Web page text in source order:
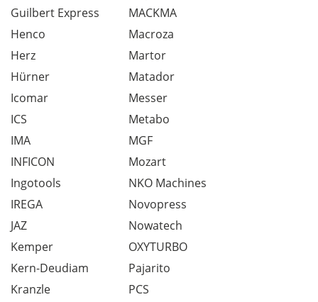
Guilbert Express
Henco
Herz
Hürner
Icomar
ICS
IMA
INFICON
Ingotools
IREGA
JAZ
Kemper
Kern-Deudiam
Kranzle
MACKMA
Macroza
Martor
Matador
Messer
Metabo
MGF
Mozart
NKO Machines
Novopress
Nowatech
OXYTURBO
Pajarito
PCS